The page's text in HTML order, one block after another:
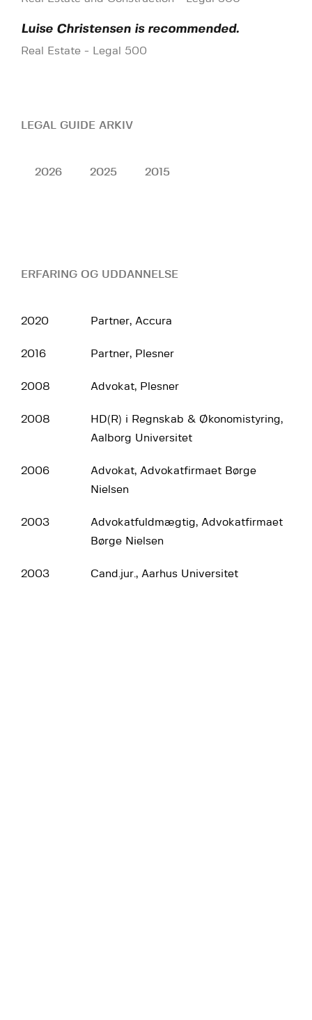
Luise Christensen is recommended.
Real Estate - Legal 500
LEGAL GUIDE ARKIV
2026 2025 2015
ERFARING OG UDDANNELSE
2020 Partner, Accura
2016 Partner, Plesner
2008 Advokat, Plesner
2008
HD(R) i Regnskab & Økonomistyring,
Aalborg Universitet
2006
Advokat, Advokatfirmaet Børge
Nielsen
2003
Advokatfuldmægtig, Advokatfirmaet
Børge Nielsen
2003 Cand.jur., Aarhus Universitet